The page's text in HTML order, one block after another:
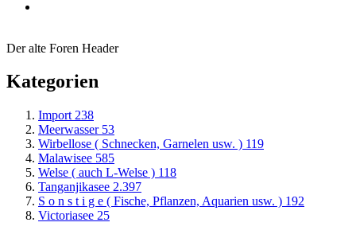
Der alte Foren Header
Kategorien
Import 238
Meerwasser 53
Wirbellose ( Schnecken, Garnelen usw. ) 119
Malawisee 585
Welse ( auch L-Welse ) 118
Tanganjikasee 2.397
S o n s t i g e ( Fische, Pflanzen, Aquarien usw. ) 192
Victoriasee 25